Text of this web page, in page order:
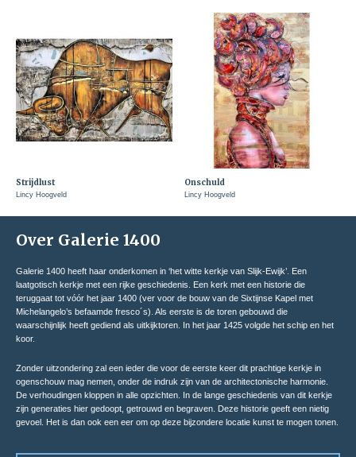
Strijdlust
Lincy Hoogveld
Onschuld
Lincy Hoogveld
Over Galerie 1400
Galerie 1400 heeft haar onderkomen in ‘het witte kerkje van Slijk-Ewijk’. Een
laatgotisch kerkje met een rijke geschiedenis. Een kerk met een historie die
teruggaat tot vóór het jaar 1400 (ver voor de bouw van de Sixtijnse Kapel met
Michelangelo’s befaamde fresco´s). Als eerste is de toren gebouwd die
waarschijnlijk heeft gediend als uitkijktoren. In het jaar 1425 volgde het schip en het
koor.
Zonder uitzondering zal een ieder die voor de eerste keer dit prachtige kerkje in
ogenschouw mag nemen, onder de indruk zijn van de architectonische harmonie.
De verhoudingen kloppen in alle opzichten. In de lange geschiedenis van dit kerkje
zijn generaties hier gedoopt, getrouwd en begraven. Deze historie geeft een nietig
gevoel. Het is dan ook een eer om op deze bijzondere locatie kunst te mogen tonen.